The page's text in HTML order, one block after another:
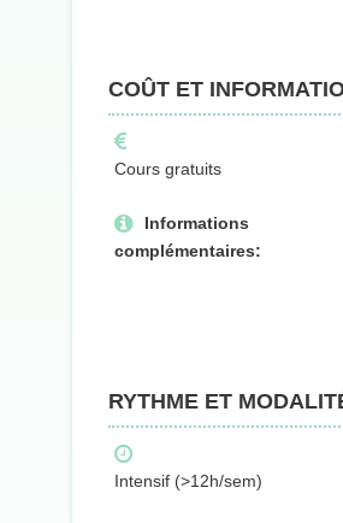
COÛT ET
Cours gratuits
Informations
complémentaires:
RYTHME ET
Intensif (>12h/sem)